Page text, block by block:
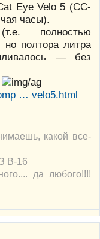
Eye Velo 5 (CC-
часы).
полностью
но полтора литра
— без
… velo5.html
какой все-
В-16
да любого!!!!